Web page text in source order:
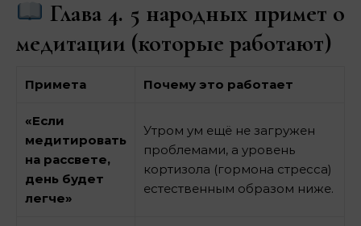
Глава 4. 5 народных примет о
медитации (которые работают)
Примета Почему это работает
«Если
медитировать
на рассвете,
день будет
легче»
Утром ум ещё не загружен
проблемами, а уровень
кортизола (гормона стресса)
естественным образом ниже.